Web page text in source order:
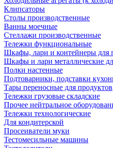
Клипсаторы
Столы производственные
Ванны моечные
Стеллажи производственные
Тележки функциональные
Шкафы, лари и контейнеры для
Шкафы и лари металлические
Полки настенные
Подтоварники, подставки
Тары переносные для продуктов
Тележки грузовые складские
Прочее нейтральное
Тележки технологические
Для кондитерской
Просеиватели муки
Тестомесильные машины